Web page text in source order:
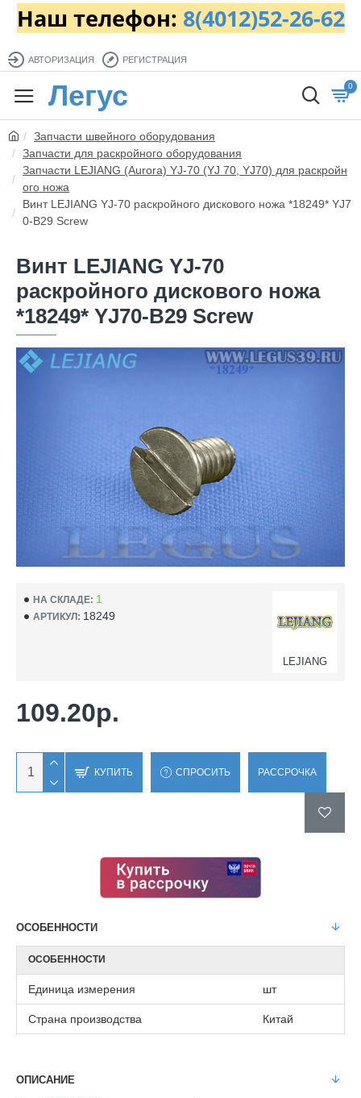
Наш телефон: 8(4012)52-26-62
АВТОРИЗАЦИЯ РЕГИСТРАЦИЯ
Легус 0
Запчасти швейного оборудования
Запчасти для раскройного оборудования
Запчасти LEJIANG (Aurora) YJ-70 (YJ 70, YJ70) для раскройн
ого ножа
Винт LEJIANG YJ-70 раскройного дискового ножа *18249* YJ7
0-B29 Screw
Винт LEJIANG YJ-70
раскройного дискового ножа
*18249* YJ70-B29 Screw
НА СКЛАДЕ: 1
АРТИКУЛ: 18249
LEJIANG
109.20р.
КУПИТЬ СПРОСИТЬ РАССРОЧКА
ОСОБЕННОСТИ
ОСОБЕННОСТИ
Единица измерения шт
Страна производства Китай
ОПИСАНИЕ